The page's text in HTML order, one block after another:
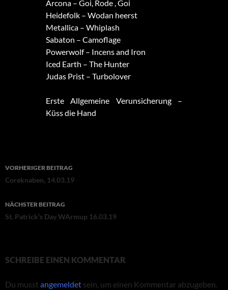
Arcona – Goi, Rode , Goi
Heidefolk – Wodan heerst
Metallica – Whiplash
Sabaton – Camoflage
Powerwolf – Incens and Iron
Iced Earth – The Hunter
Judas Prist – Turbolover
Erste Allgemeine Verunsicherung –
Küss die Hand
Beitragsnavigation
VORHERIGER BEITRAG
Coreknaben, 14.03.19
NÄCHSTER BEITRAG
St. Patrick’s Day WArmup 16.03.19
SCHREIBE EINEN KOMMENTAR
Du musst angemeldet sein, um einen Kommentar abzugeben.